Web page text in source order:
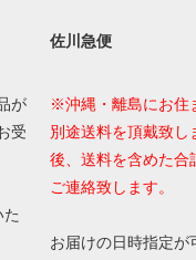
が
受
佐川急便
※沖縄・離島にお住
別途送料を頂戴致し
後、送料を含めた合
ご連絡致します。
お届けの日時指定が